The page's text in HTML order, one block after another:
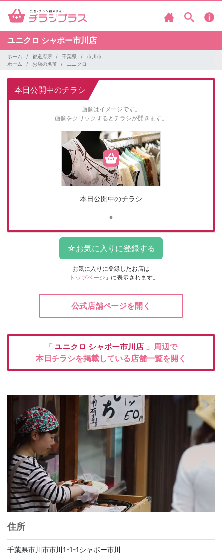
ユニクロ シャポー市川店
ホーム 都道府県 千葉県
市川市
ホーム
お店の名前 ユニクロ
本日公開中のチラシ
画像はイメージです。
画像をクリックするとチラシが開きます。
本日公開中のチラシ
お気に入りに登録したお店は
「 トップページ 」に表示されます。
公式店舗ページを開く
「 ユニクロ シャポー市川店 」周辺で
本日チラシを掲載している店舗一覧を開く
住所
千葉県市川市市川1-1-1シャポー市川